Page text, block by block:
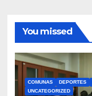
You missed
COMUNAS DEPORTES
UNCATEGORIZED